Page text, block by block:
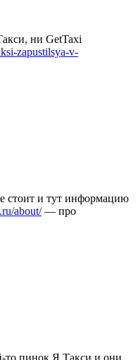
ни GetTaxi
zapustilsya-v-
стоит и тут информацию
about/— про
то пинок Я.Такси и они